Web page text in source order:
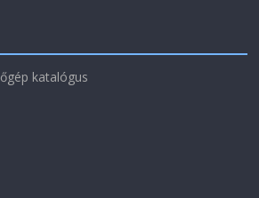
katalógus